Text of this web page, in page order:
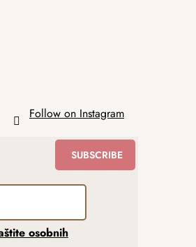
Follow on Instagram
osobnih
SUBSCRIBE